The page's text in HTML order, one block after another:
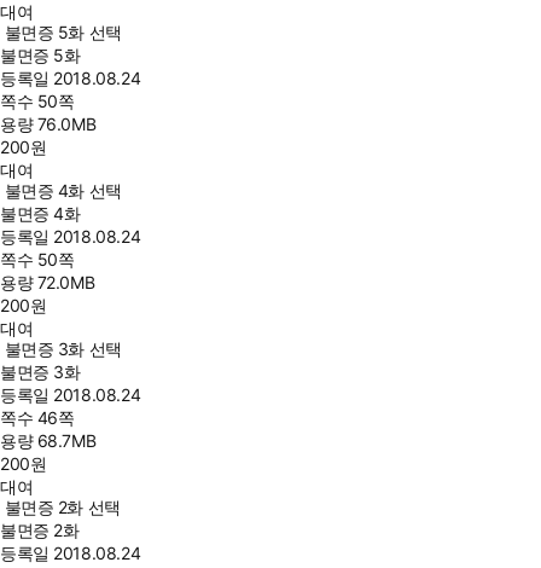
대여
불면증 5화 선택
불면증 5화
등록일 2018.08.24
쪽수 50쪽
용량76.0MB
200원
대여
불면증 4화 선택
불면증 4화
등록일 2018.08.24
쪽수 50쪽
용량72.0MB
200원
대여
불면증 3화 선택
불면증 3화
등록일 2018.08.24
쪽수 46쪽
용량 68.7MB
200원
대여
불면증 2화 선택
불면증 2화
등록일 2018.08.24